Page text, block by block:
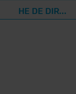
HE DE DIR...